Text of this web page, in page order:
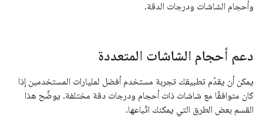
وأحجام الشاشات ودرجات الدقة.
دعم أحجام الشاشات المتعددة
يمكن أن يقدّم تطبيقك تجربة مستخدم أفضل لمليارات المستخدمين إذا
كان متوافقًا مع شاشات ذات أحجام ودرجات دقة مختلفة. يوضِّح هذا
القسم بعض الطرق التي يمكنك اتّباعها.